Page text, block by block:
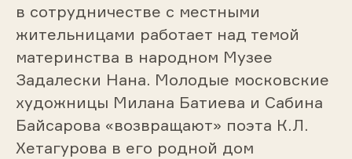
в сотрудничестве с местными
жительницами работает над темой
материнства в народном Музее
Задалески Нана. Молодые московские
художницы Милана Батиева и Сабина
Байсарова «возвращают» поэта К.Л.
Хетагурова в его родной дом